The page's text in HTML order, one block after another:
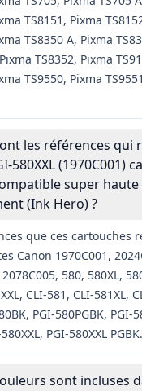
TS8151, Pixma
TS8350 A, Pixma
TS8352, Pixma
TS9550, Pixma
les références qui
580XXL (1970C001)
super haute
(Ink Hero) ?
que ces cartouches
Canon 1970C001,
580, 580XL,
CLI-581, CLI-581XL,
PGI-580PGBK, PGI-
PGI-580XXL PGBK.
sont incluses